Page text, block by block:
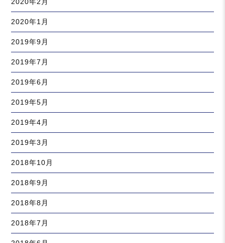
2020年1月
2019年9月
2019年7月
2019年6月
2019年5月
2019年4月
2019年3月
2018年10月
2018年9月
2018年8月
2018年7月